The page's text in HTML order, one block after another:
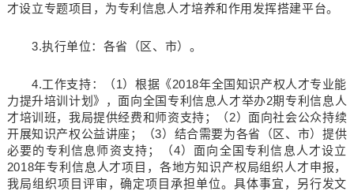
才设立专题项目，为专利信息人才培养和作用发挥搭建平台。
3.执行单位：各省（区、市）。
4.工作支持：（1）根据《2018年全国知识产权人才专业能
力提升培训计划》，面向全国专利信息人才举办2期专利信息人
才培训班，我局提供经费和师资支持；（2）面向社会公众持续
开展知识产权公益讲座；（3）结合需要为各省（区、市）提供
必要的专利信息师资支持；（4）面向全国专利信息人才设立
2018年专利信息人才项目，各地方知识产权局组织人才申报，
我局组织项目评审，确定项目承担单位。具体事宜，另行发文